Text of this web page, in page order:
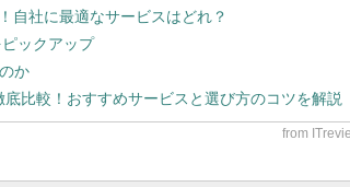
自社に最適なサービスはどれ？
ックアップ
か
底比較！おすすめサービスと選び方のコツを解説